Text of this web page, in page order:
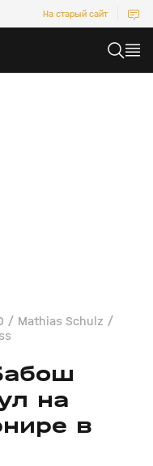
На старый сайт
/ Mathias Schulz /
на
в